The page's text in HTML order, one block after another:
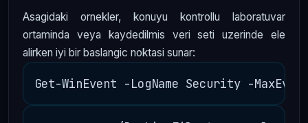
Asagidaki ornekler, konuyu kontrollu laboratuvar
ortaminda veya kaydedilmis veri seti uzerinde ele
alirken iyi bir baslangic noktasi sunar: